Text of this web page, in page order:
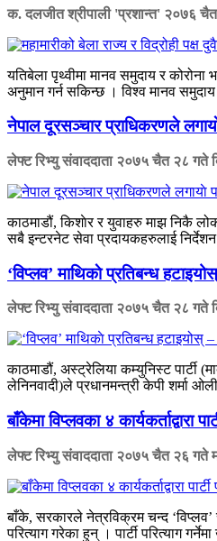
क. दलजीत श्रीपाली 'प्रशान्त' २०७६
यतिबेला पृथ्वीमा मानव समुदाय र
अनुमान गर्न सकिन्छ । विश्व मानव
नेपाल दूरसञ्चार प्राधिकरणले
लेफ्ट रिभ्यु संवाददाता २०७५ चैत २८ गते
काठमाडौं, किशाेर र युवाहरु माझ निकै
सबै इन्टरनेट सेवा प्रदायकहरुलाई
‘विप्लव’ माथिकाे प्रतिबन्ध
लेफ्ट रिभ्यु संवाददाता २०७५ चैत २८ गते
काठमाडौं, अस्ट्रेलिया कम्युनिस्ट पार्टी
लेनिनवादी)ले प्रधानमन्त्री केपी शर्मा
बाँकेमा विप्लवका ४ कार्यकर्ताद्वारा
लेफ्ट रिभ्यु संवाददाता २०७५ चैत २६ गते
बाँके, सरकारले नेत्रविक्रम चन्द ‘विप्लव’
परित्याग गरेका हुन् । पार्टी परित्याग